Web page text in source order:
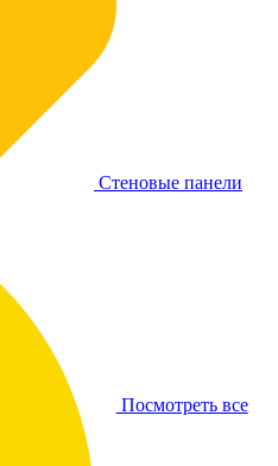
Посмотреть все
Стеновые панели